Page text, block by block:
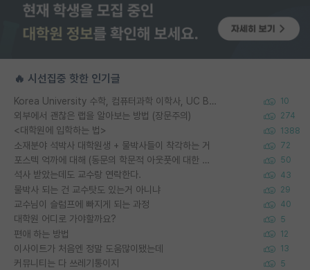
🔥 시선집중 핫한 인기글
Korea University 수학, 컴퓨터과학 이학사, UC Berkeley 산업공학 대학원 공학박사가 되는 것은 쉽지 않겠죠? 10
외부에서 괜찮은 랩을 알아보는 방법 (장문주의) 274
<대학원에 입학하는 법> 1388
소재분야 석박사 대학원생 + 물박사들이 착각하는 거 72
포스텍 억까에 대해 (동문의 학문적 아웃풋에 대한 반박) 50
석사 받았는데도 교수랑 연락한다. 43
물박사 되는 건 교수탓도 있는거 아니냐 29
교수님이 슬럼프에 빠지게 되는 과정 40
대학원 어디로 가야할까요? 5
편애 하는 방법 12
이사이트가 처음엔 정말 도움많이됐는데 13
커뮤니티는 다 쓰레기통이지 5